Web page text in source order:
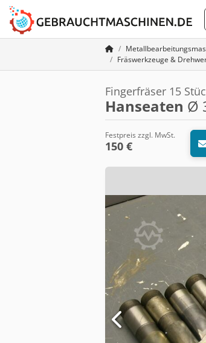
Fräswerkzeuge &
Fingerfräser 15
Hanseaten Ø
Festpreis zzgl. MwSt.
150 €